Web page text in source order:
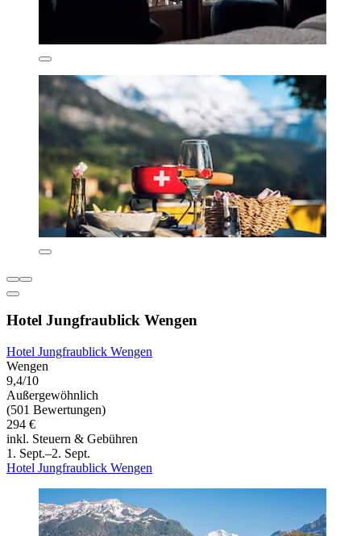
Hotel Jungfraublick Wengen
Hotel Jungfraublick Wengen
Wengen
9,4/10
Außergewöhnlich
(501 Bewertungen)
294 €
inkl. Steuern & Gebühren
1. Sept.–2. Sept.
Hotel Jungfraublick Wengen